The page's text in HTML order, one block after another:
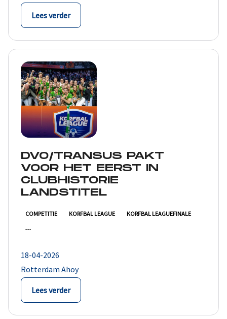
Lees verder
DVO/TRANSUS PAKT
VOOR HET EERST IN
CLUBHISTORIE
LANDSTITEL
COMPETITIE KORFBAL LEAGUE KORFBAL LEAGUEFINALE
18-04-2026
Rotterdam Ahoy
Lees verder